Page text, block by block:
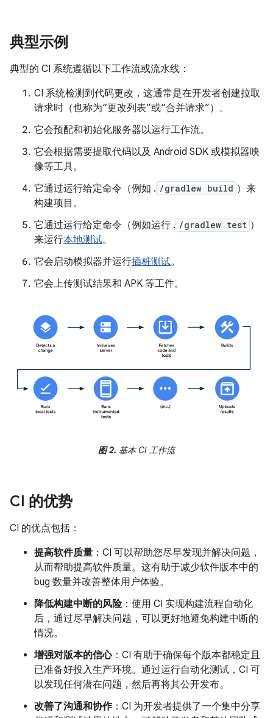
典型示例
典型的 CI 系统遵循以下工作流或流水线 ：
CI 系统检测到代码更改，这通常是在开发者创建拉取
请求时（也称为“更改列表”或“合并请求”）。
它会预配和初始化服务器以运行工作流。
它会根据需要提取代码以及 Android SDK 或模拟器映
像等工具。
它通过运行给定命令（例如 . /gradlew build ）来
构建项目。
它通过运行给定命令（例如运行 . /gradlew test ）
来运行本地测试。
它会启动模拟器并运行插桩测试。
它会上传测试结果和 APK 等工件。
图 2. 基本 CI 工作流
CI 的优势
CI 的优点包括：
提高软件质量 ：CI 可以帮助您尽早发现并解决问题，
从而帮助提高软件质量。这有助于减少软件版本中的
bug 数量并改善整体用户体验。
降低构建中断的风险：使用 CI 实现构建流程自动化
后，通过尽早解决问题，可以更好地避免构建中断的
情况。
增强对版本的信心：CI 有助于确保每个版本都稳定且
已准备好投入生产环境。通过运行自动化测试，CI 可
以发现任何潜在问题，然后再将其公开发布。
改善了沟通和协作：CI 为开发者提供了一个集中分享